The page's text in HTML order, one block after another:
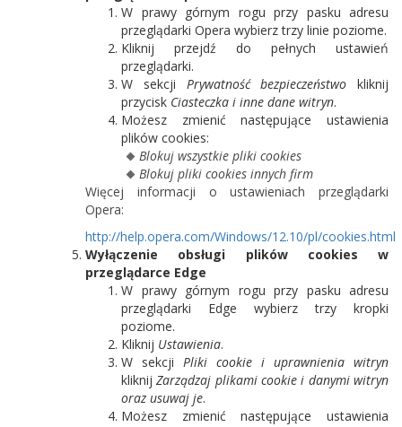
W prawy górnym rogu przy pasku adresu
przeglądarki Opera wybierz trzy linie poziome.
Kliknij przejdź do pełnych ustawień
przeglądarki.
W sekcji Prywatność bezpieczeństwo kliknij
przycisk Ciasteczka i inne dane witryn.
Możesz zmienić następujące ustawienia
plików cookies:
Blokuj wszystkie pliki cookies
Blokuj pliki cookies innych firm
Więcej informacji o ustawieniach przeglądarki
Opera:
http://help.opera.com/Windows/12.10/pl/cookies.html
Wyłączenie obsługi plików cookies w
przeglądarce Edge
W prawy górnym rogu przy pasku adresu
przeglądarki Edge wybierz trzy kropki
poziome.
Kliknij Ustawienia.
W sekcji Pliki cookie i uprawnienia witryn
kliknijZarządzaj plikami cookie i danymi witryn
oraz usuwaj je.
Możesz zmienić następujące ustawienia